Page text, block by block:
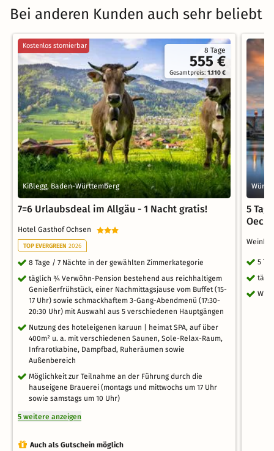
Bei anderen Kunden auch sehr beliebt
8 Tage
555 €
Gesamtpreis:1.110 €
Kostenlos stornierbar
Kißlegg, Baden-Württemberg
7=6 Urlaubsdeal im Allgäu - 1 Nacht gratis!
Hotel Gasthof Ochsen
TOP EVERGREEN 2026
8 Tage / 7 Nächte in der gewählten Zimmerkategorie
täglich ¾ Verwöhn-Pension bestehend aus reichhaltigem
Genießerfrühstück, einer Nachmittagsjause vom Buffet (15-
17 Uhr) sowie schmackhaftem 3-Gang-Abendmenü (17:30-
20:30 Uhr) mit Auswahl aus 5 verschiedenen Hauptgängen
Nutzung des hoteleigenen karuun | heimat SPA, auf über
400m² u. a. mit verschiedenen Saunen, Sole-Relax-Raum,
Infrarotkabine, Dampfbad, Ruheräumen sowie
Außenbereich
Möglichkeit zur Teilnahme an der Führung durch die
hauseigene Brauerei (montags und mittwochs um 17 Uhr
sowie samstags um 10 Uhr)
5 weitere anzeigen
Auch als Gutschein möglich
5
5